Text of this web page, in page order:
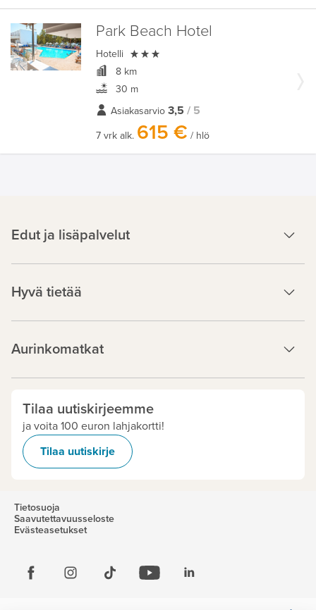
Park Beach Hotel
Hotelli 
8 km
30 m
Asiakasarvio 3,5 / 5
7 vrk alk. 615 € / hlö
Edut ja lisäpalvelut
Hyvä tietää
Aurinkomatkat
Tilaa uutiskirjeemme
ja voita 100 euron lahjakortti!
Tilaa uutiskirje
Tietosuoja
Saavutettavuusseloste
Evästeasetukset